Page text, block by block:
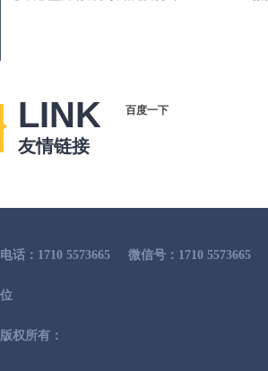
LINK
友情链接
百度一下
电话：1710 5573665 微信号：1710 5573665
位
版权所有：